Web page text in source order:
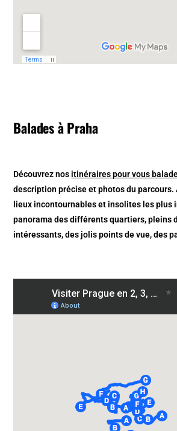
Balades à Praha
Découvrez nos itinéraires pour vous
description précise et photos du parcours.
lieux incontournables et insolites les plus
panorama des différents quartiers, pleins
intéressants, des jolis points de vue, des